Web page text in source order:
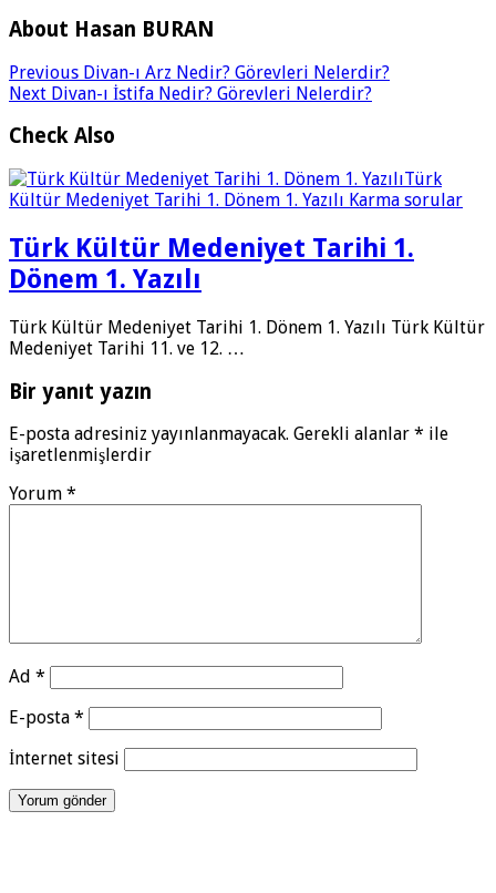
About Hasan BURAN
Previous Divan-ı Arz Nedir? Görevleri Nelerdir?
Next Divan-ı İstifa Nedir? Görevleri Nelerdir?
Check Also
Türk Kültür Medeniyet Tarihi 1.
Dönem 1. Yazılı
Türk Kültür Medeniyet Tarihi 1. Dönem 1. Yazılı Türk Kültür
Medeniyet Tarihi 11. ve 12. …
Bir yanıt yazın
E-posta adresiniz yayınlanmayacak. Gerekli alanlar * ile
işaretlenmişlerdir
Yorum *
Ad *
E-posta *
İnternet sitesi